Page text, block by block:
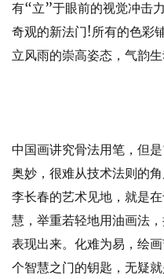
有“立”于眼前的视觉冲击
奇观的新法门!所有的色彩
立风雨的崇高姿态，气韵生
中国画讲究骨法用笔，但
奥妙，很难从技术法则的
李长春的艺术见地，就是
慧，举重若轻地用油画法
表现出来。化难为易，绘
个智慧之门的钥匙，无疑